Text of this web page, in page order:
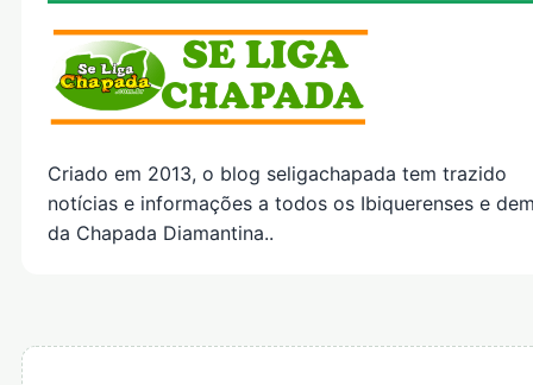
Criado em 2013, o blog seligachapada tem trazido
notícias e informações a todos os Ibiquerenses e
da Chapada Diamantina..